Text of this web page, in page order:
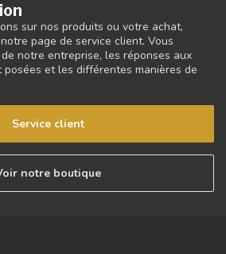
sur nos produits ou votre achat,
page de service client. Vous
notre entreprise, les réponses aux
et les différentes manières de
Service client
notre boutique